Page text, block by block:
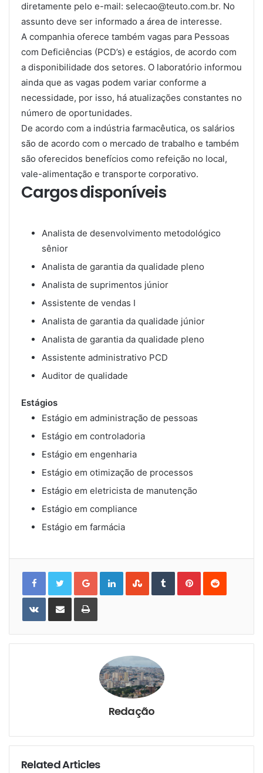
diretamente pelo e-mail: selecao@teuto.com.br. No
assunto deve ser informado a área de interesse.
A companhia oferece também vagas para Pessoas
com Deficiências (PCD’s) e estágios, de acordo com
a disponibilidade dos setores. O laboratório informou
ainda que as vagas podem variar conforme a
necessidade, por isso, há atualizações constantes no
número de oportunidades.
De acordo com a indústria farmacêutica, os salários
são de acordo com o mercado de trabalho e também
são oferecidos benefícios como refeição no local,
vale-alimentação e transporte corporativo.
Cargos disponíveis
Analista de desenvolvimento metodológico
sênior
Analista de garantia da qualidade pleno
Analista de suprimentos júnior
Assistente de vendas I
Analista de garantia da qualidade júnior
Analista de garantia da qualidade pleno
Assistente administrativo PCD
Auditor de qualidade
Estágios
Estágio em administração de pessoas
Estágio em controladoria
Estágio em engenharia
Estágio em otimização de processos
Estágio em eletricista de manutenção
Estágio em compliance
Estágio em farmácia
Google+LinkedInStumbleUpon
TumblrPinterestReddit
VKontakteShare
Email
Print
Redação
Related Articles